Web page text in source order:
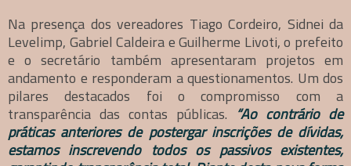
Na presença dos vereadores Tiago Cordeiro, Sidnei da
Levelimp, Gabriel Caldeira e Guilherme Livoti, o prefeito
e o secretário também apresentaram projetos em
andamento e responderam a questionamentos. Um dos
pilares destacados foi o compromisso com a
transparência das contas públicas. “Ao contrário de
práticas anteriores de postergar inscrições de dívidas,
estamos inscrevendo todos os passivos existentes,